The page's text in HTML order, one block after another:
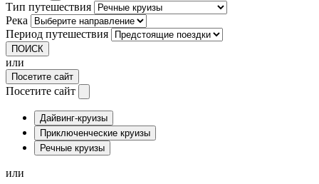
Тип путешествия
Река
Период путешествия
ПОИСК
или
Посетите сайт
Посетите сайт
Дайвинг-круизы
Приключенческие круизы
Речные круизы
или